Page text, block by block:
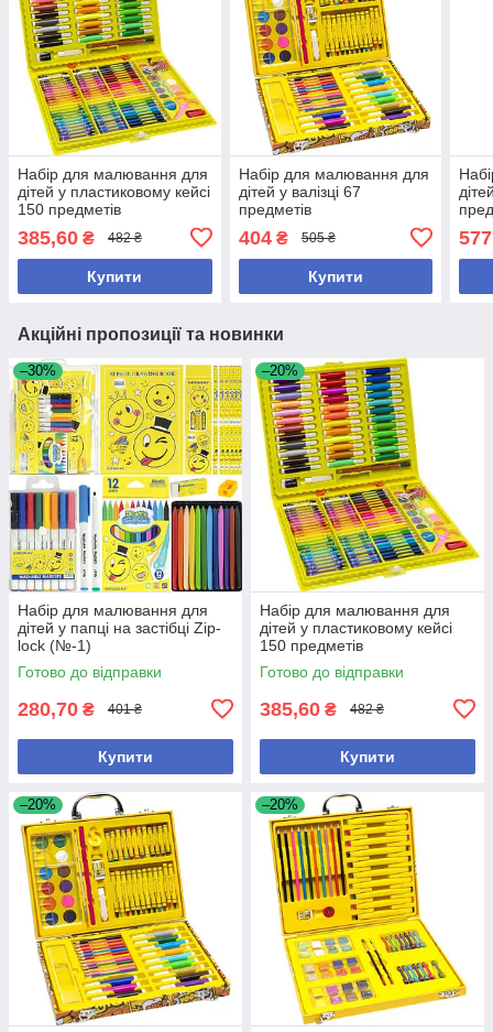
Набір для малювання для
дітей у пластиковому кейсі
150 предметів
385,60 ₴ 482 ₴
Купити
Набір для малювання для
дітей у валізці 67
предметів
404₴ 505 ₴
Купити
Акційні пропозиції та новинки
–30%
Набір для малювання для
дітей у папці на застібці Zip-
lock (№-1)
Готово до відправки
280,70 ₴ 401 ₴
Купити
–20%
Набір для малювання для
дітей у пластиковому кейсі
150 предметів
Готово до відправки
385,60 ₴ 482 ₴
Купити
–20% –20%